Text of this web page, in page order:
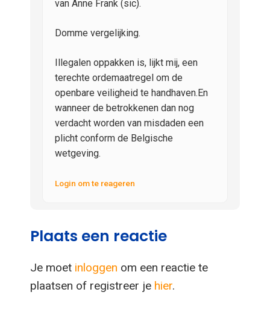
van Anne Frank (sic).
Domme vergelijking.
Illegalen oppakken is, lijkt mij, een
terechte ordemaatregel om de
openbare veiligheid te handhaven.En
wanneer de betrokkenen dan nog
verdacht worden van misdaden een
plicht conform de Belgische
wetgeving.
Login om te reageren
Plaats een reactie
Je moet inloggen om een reactie te
plaatsen of registreer je hier.